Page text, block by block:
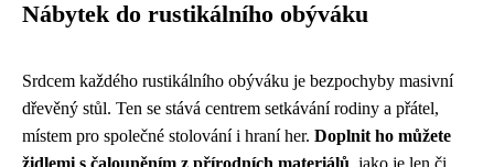
Nábytek do rustikálního obýváku
Srdcem každého rustikálního obýváku je bezpochyby masivní
dřevěný stůl. Ten se stává centrem setkávání rodiny a přátel,
místem pro společné stolování i hraní her. Doplnit ho můžete
židlemi s čalouněním z přírodních materiálů , jako je len či